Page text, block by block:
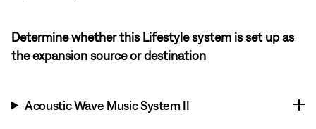
Determine whether this Lifestyle system is set up as
the expansion source or destination
Acoustic Wave Music System II